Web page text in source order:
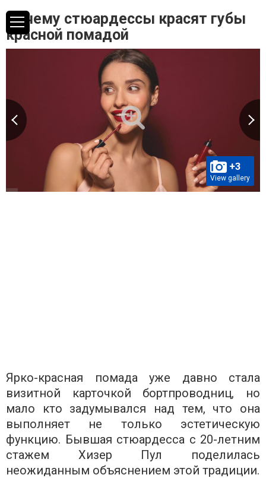
Почему стюардессы красят губы
красной помадой
+3
View gallery
Ярко-красная помада уже давно стала
визитной карточкой бортпроводниц, но
мало кто задумывался над тем, что она
выполняет не только эстетическую
функцию. Бывшая стюардесса с 20-летним
стажем Хизер Пул поделилась
неожиданным объяснением этой традиции.